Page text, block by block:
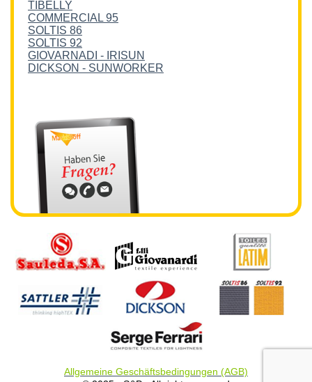
TIBELLY
COMMERCIAL 95
SOLTIS 86
SOLTIS 92
GIOVARNADI - IRISUN
DICKSON - SUNWORKER
Allgemeine Geschäftsbedingungen (AGB)